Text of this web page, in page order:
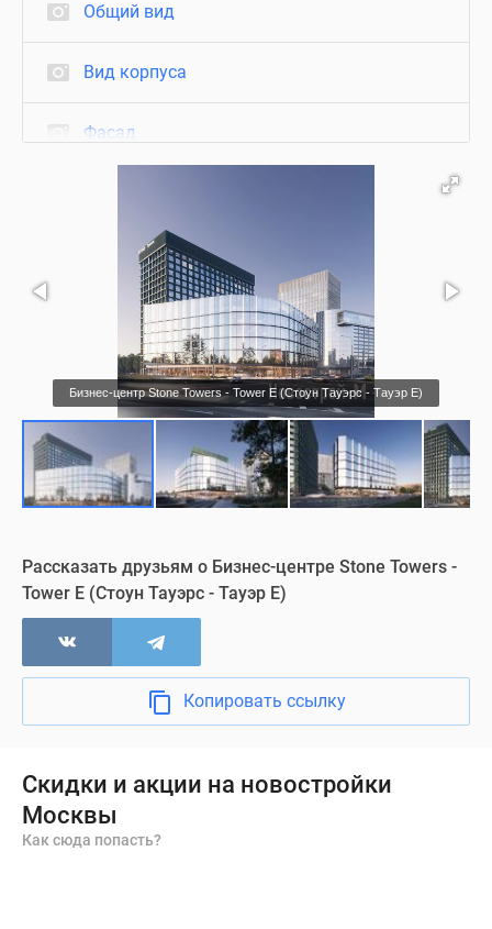
Бизнес-центр Stone Towers - Tower E (Стоун Тауэрс - Тауэр Е)
Общий вид
Вид корпуса
Фасад
Рассказать друзьям о Бизнес-центре Stone Towers -
Tower E (Стоун Тауэрс - Тауэр Е)
Копировать ссылку
Скидки и акции на новостройки
Москвы
Как сюда попасть?